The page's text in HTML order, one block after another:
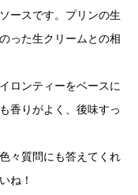
ースです。プリンの生
った生クリームとの相
ロンティーをベースに
香りがよく、後味すっ
々質問にも答えてくれ
ね！